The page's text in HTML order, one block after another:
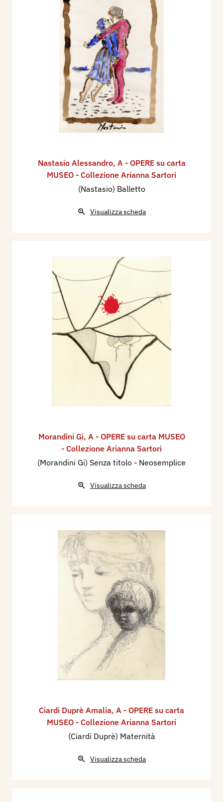
Nastasio Alessandro, A - OPERE su carta
MUSEO - Collezione Arianna Sartori
(Nastasio) Balletto
Visualizza scheda
Morandini Gi, A - OPERE su carta MUSEO
- Collezione Arianna Sartori
(Morandini Gi) Senza titolo - Neosemplice
Visualizza scheda
Ciardi Duprè Amalia, A - OPERE su carta
MUSEO - Collezione Arianna Sartori
(Ciardi Duprè) Maternità
Visualizza scheda